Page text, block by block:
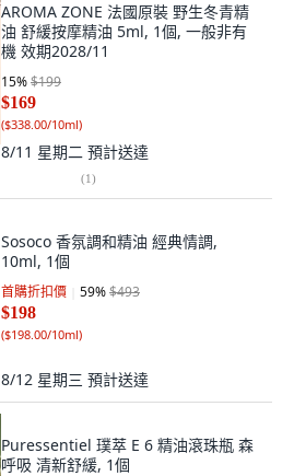
AROMA ZONE 法國原裝 野生冬青精
油 舒緩按摩精油 5ml, 1個, 一般非有
機 效期2028/11
15%$199
$169
($338.00/10ml)
8/11 星期二 預計送達
(1)
Sosoco 香氛調和精油 經典情調,
10ml, 1個
首購折扣價 59%$493
$198
($198.00/10ml)
8/12 星期三 預計送達
Puressentiel 璞萃 E 6 精油滾珠瓶 森
呼吸 清新舒緩, 1個